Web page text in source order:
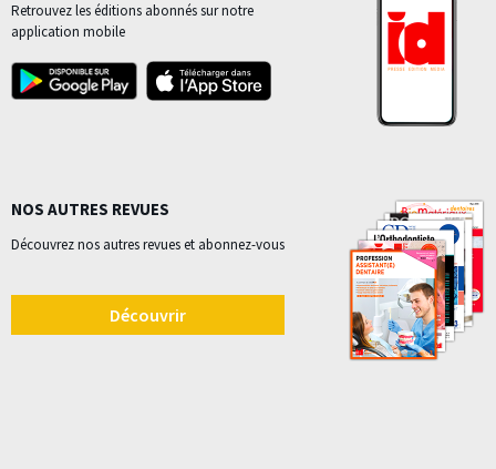
Retrouvez les éditions abonnés sur notre
application mobile
NOS AUTRES REVUES
Découvrez nos autres revues et abonnez-vous
Découvrir